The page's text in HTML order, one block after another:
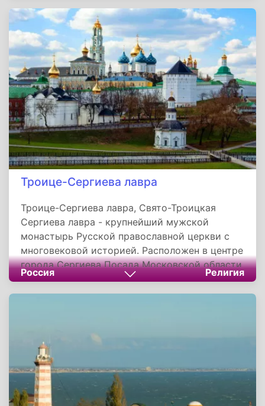
открытие было приурочено к 60-летию
образования ракетных войск стратегического
назначения. Памятник изготовлен
скульптором Денисом Стритовичем по
проекту Советника Председателя
Российского военно-исторического общества
Ростислава Мединского.
Троице-Сергиева лавра
Троице-Сергиева лавра, Свято-Троицкая
Сергиева лавра - крупнейший мужской
монастырь Русской православной церкви с
многовековой историей. Расположен в центре
города Сергиева Посада Московской области.
Имеет статус ставропигиального. Является
крупнейшим центром образовательной и
Московской духовной академии. В Свято-
Троицком соборе лавры находятся мощи
основателя монастыря, преподобного Сергия
Радонежского.
Россия Религия